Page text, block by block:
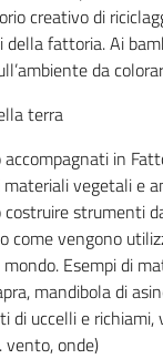
creativo di
fattoria. Ai
da
terra
in
vegetali e
strumenti
come vengono
Esempi di
mandibola di
di uccelli e richiami,
vento, onde)